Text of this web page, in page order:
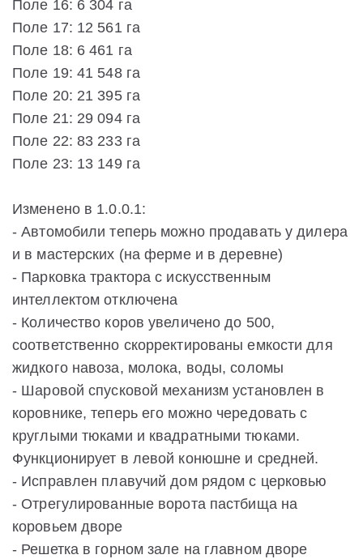
Поле 16: 6 304 га
Поле 17: 12 561 га
Поле 18: 6 461 га
Поле 19: 41 548 га
Поле 20: 21 395 га
Поле 21: 29 094 га
Поле 22: 83 233 га
Поле 23: 13 149 га
Изменено в 1.0.0.1:
- Автомобили теперь можно продавать у дилера
и в мастерских (на ферме и в деревне)
- Парковка трактора с искусственным
интеллектом отключена
- Количество коров увеличено до 500,
соответственно скорректированы емкости для
жидкого навоза, молока, воды, соломы
- Шаровой спусковой механизм установлен в
коровнике, теперь его можно чередовать с
круглыми тюками и квадратными тюками.
Функционирует в левой конюшне и средней.
- Исправлен плавучий дом рядом с церковью
- Отрегулированные ворота пастбища на
коровьем дворе
- Решетка в горном зале на главном дворе